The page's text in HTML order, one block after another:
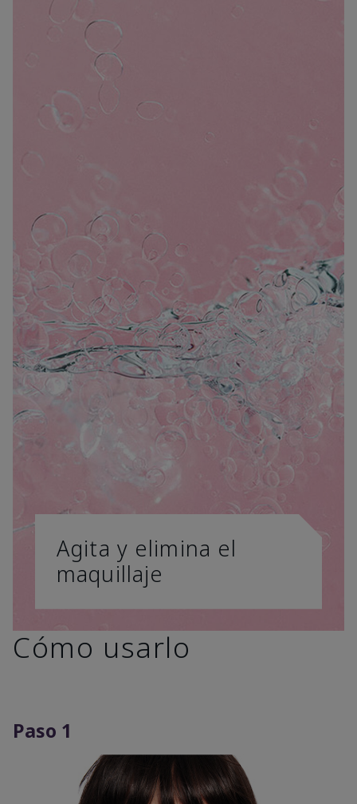
Agita y elimina el
maquillaje
Cómo usarlo
Paso 1